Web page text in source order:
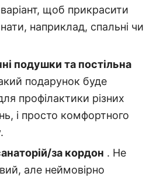
щоб прикрасити
наприклад, спальні чи
подушки та постільна
подарунок буде
профілактики різних
і просто комфортного
за кордон . Не
але неймовірно